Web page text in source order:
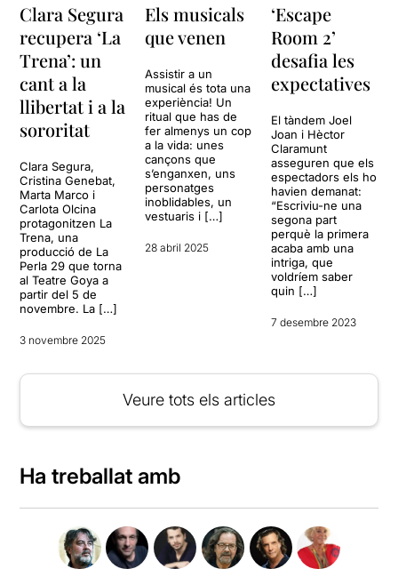
Clara Segura
recupera ‘La
Trena’: un
cant a la
llibertat i a la
sororitat
Clara Segura,
Cristina Genebat,
Marta Marco i
Carlota Olcina
protagonitzen La
Trena, una
producció de La
Perla 29 que torna
al Teatre Goya a
partir del 5 de
novembre. La […]
3 novembre 2025
Els musicals
que venen
Assistir a un
musical és tota una
experiència! Un
ritual que has de
fer almenys un cop
a la vida: unes
cançons que
s’enganxen, uns
personatges
inoblidables, un
vestuaris i […]
28 abril 2025
‘Escape
Room 2’
desafia les
expectatives
El tàndem Joel
Joan i Hèctor
Claramunt
asseguren que els
espectadors els ho
havien demanat:
“Escriviu-ne una
segona part
perquè la primera
acaba amb una
intriga, que
voldríem saber
quin […]
7 desembre 2023
Veure tots els articles
Ha treballat amb